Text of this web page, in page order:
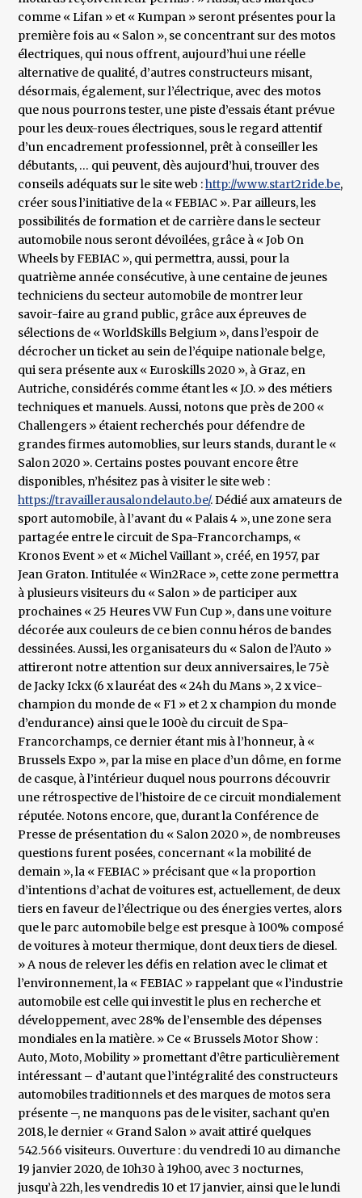
comme « Lifan » et « Kumpan » seront présentes pour la
première fois au « Salon », se concentrant sur des motos
électriques, qui nous offrent, aujourd’hui une réelle
alternative de qualité, d’autres constructeurs misant,
désormais, également, sur l’électrique, avec des motos
que nous pourrons tester, une piste d’essais étant prévue
pour les deux-roues électriques, sous le regard attentif
d’un encadrement professionnel, prêt à conseiller les
débutants, … qui peuvent, dès aujourd’hui, trouver des
conseils adéquats sur le site web :http://www.start2ride.be,
créer sous l’initiative de la « FEBIAC ». Par ailleurs, les
possibilités de formation et de carrière dans le secteur
automobile nous seront dévoilées, grâce à « Job On
Wheels by FEBIAC », qui permettra, aussi, pour la
quatrième année consécutive, à une centaine de jeunes
techniciens du secteur automobile de montrer leur
savoir-faire au grand public, grâce aux épreuves de
sélections de « WorldSkills Belgium », dans l’espoir de
décrocher un ticket au sein de l’équipe nationale belge,
qui sera présente aux « Euroskills 2020 », à Graz, en
Autriche, considérés comme étant les « J.O. » des métiers
techniques et manuels. Aussi, notons que près de 200 «
Challengers » étaient recherchés pour défendre de
grandes firmes automoblies, sur leurs stands, durant le «
Salon 2020 ». Certains postes pouvant encore être
disponibles, n’hésitez pas à visiter le site web :
https://travaillerausalondelauto.be/. Dédié aux amateurs de
sport automobile, à l’avant du « Palais 4 », une zone sera
partagée entre le circuit de Spa-Francorchamps, «
Kronos Event » et « Michel Vaillant », créé, en 1957, par
Jean Graton. Intitulée « Win2Race », cette zone permettra
à plusieurs visiteurs du « Salon » de participer aux
prochaines « 25 Heures VW Fun Cup », dans une voiture
décorée aux couleurs de ce bien connu héros de bandes
dessinées. Aussi, les organisateurs du « Salon de l’Auto »
attireront notre attention sur deux anniversaires, le 75è
de Jacky Ickx (6 x lauréat des « 24h du Mans », 2 x vice-
champion du monde de « F1 » et 2 x champion du monde
d’endurance) ainsi que le 100è du circuit de Spa-
Francorchamps, ce dernier étant mis à l’honneur, à «
Brussels Expo », par la mise en place d’un dôme, en forme
de casque, à l’intérieur duquel nous pourrons découvrir
une rétrospective de l’histoire de ce circuit mondialement
réputée. Notons encore, que, durant la Conférence de
Presse de présentation du « Salon 2020 », de nombreuses
questions furent posées, concernant « la mobilité de
demain », la « FEBIAC » précisant que « la proportion
d’intentions d’achat de voitures est, actuellement, de deux
tiers en faveur de l’électrique ou des énergies vertes, alors
que le parc automobile belge est presque à 100% composé
de voitures à moteur thermique, dont deux tiers de diesel.
» A nous de relever les défis en relation avec le climat et
l’environnement, la « FEBIAC » rappelant que « l’industrie
automobile est celle qui investit le plus en recherche et
développement, avec 28% de l’ensemble des dépenses
mondiales en la matière. » Ce « Brussels Motor Show :
Auto, Moto, Mobility » promettant d’être particulièrement
intéressant – d’autant que l’intégralité des constructeurs
automobiles traditionnels et des marques de motos sera
présente –, ne manquons pas de le visiter, sachant qu’en
2018, le dernier « Grand Salon » avait attiré quelques
542.566 visiteurs. Ouverture : du vendredi 10 au dimanche
19 janvier 2020, de 10h30 à 19h00, avec 3 nocturnes,
jusqu’à 22h, les vendredis 10 et 17 janvier, ainsi que le lundi